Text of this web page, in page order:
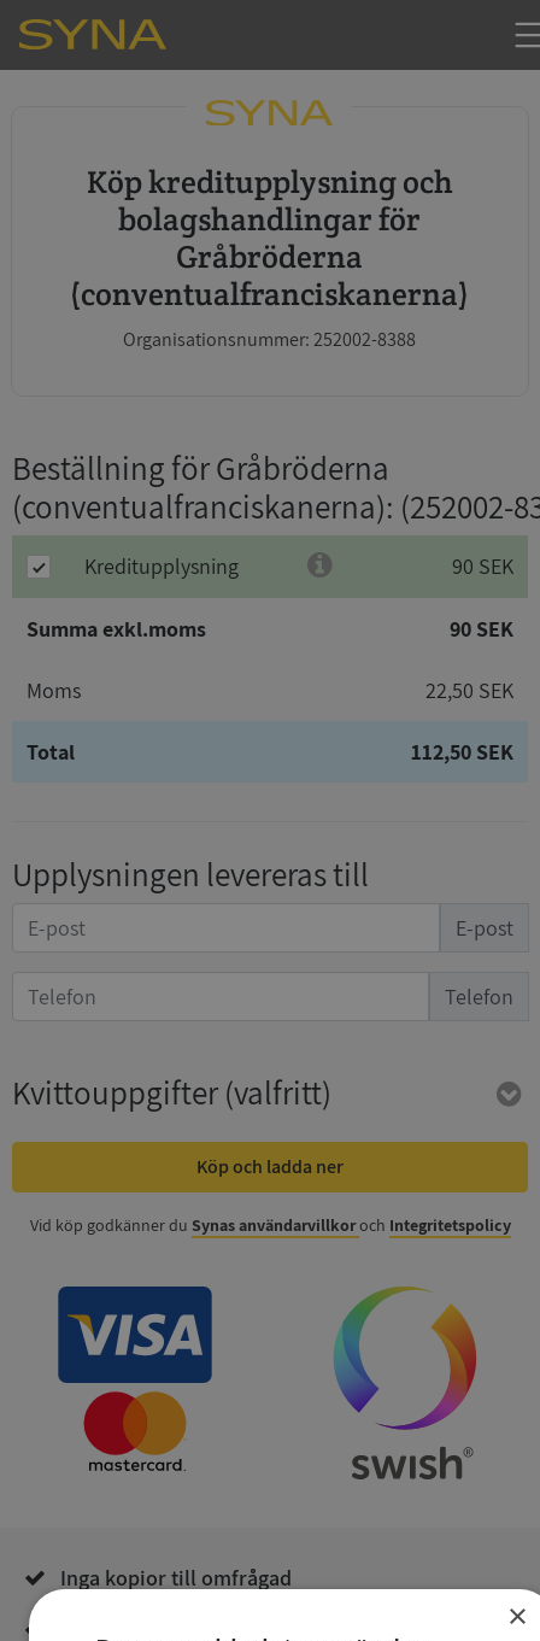
Köp kreditupplysning och
bolagshandlingar för
Gråbröderna
(conventualfranciskanerna)
Organisationsnummer: 252002-8388
Beställning för Gråbröderna
(conventualfranciskanerna): (252002-
Kreditupplysning 90 SEK
Summa exkl.moms 90 SEK
Moms 22,50 SEK
Total 112,50 SEK
Upplysningen levereras till
E-post
Telefon
Kvittouppgifter(valfritt)
Köp och ladda ner
Vid köp godkänner du Synas användarvillkoroch Integritetspolicy
Inga kopior till omfrågad
×